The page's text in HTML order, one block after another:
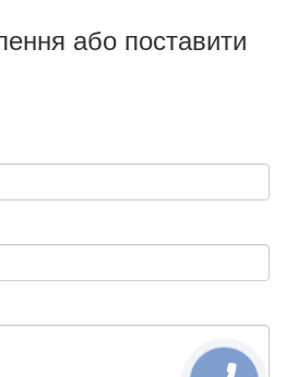
або поставити